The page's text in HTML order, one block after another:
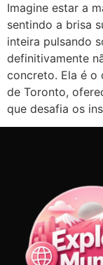
Imagine estar a
sentindo a brisa
inteira pulsando
definitivamente
concreto. Ela é o
de Toronto,
que desafia os